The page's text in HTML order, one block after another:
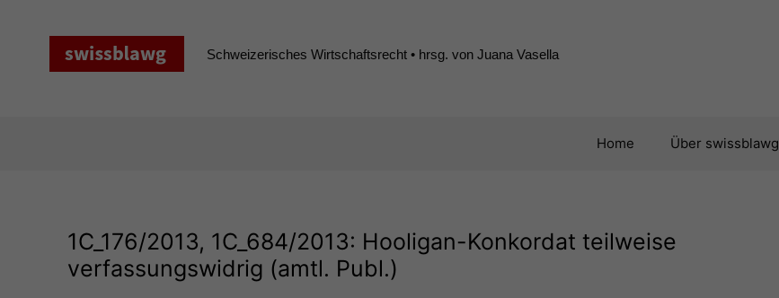
Schweizerisches Wirtschaftsrecht • hrsg. von Juana Vasella
Home Über swissblawg
1C_176/2013, 1C_684/2013: Hooligan-Konkordat teilweise
verfassungswidrig (amtl. Publ.)